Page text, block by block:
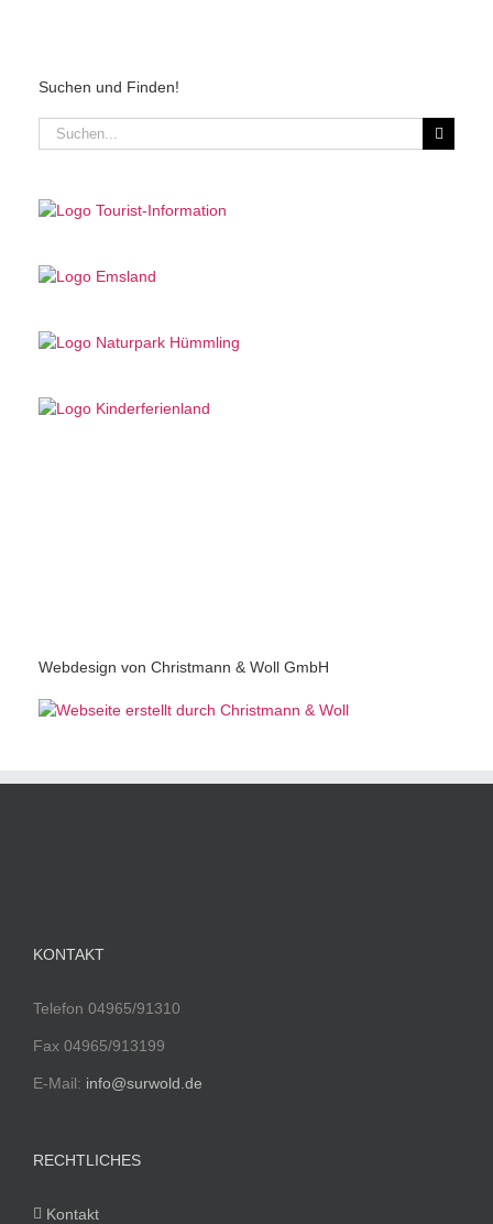
Suchen und Finden!
Suche
nach:
Webdesign von Christmann & Woll GmbH
KONTAKT
Telefon 04965/91310
Fax 04965/913199
E-Mail: info@surwold.de
RECHTLICHES
Kontakt